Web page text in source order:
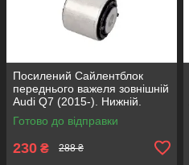
Посилений Сайлентблок
переднього важеля зовнішній
Audi Q7 (2015-). Нижній.
КОРЕЯ Acsuss! FE175192 ,
VKDS331087
Готово до відправки
230 ₴ 288 ₴